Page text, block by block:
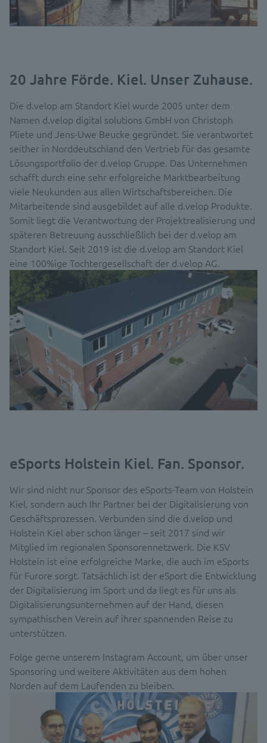
20 Jahre Förde. Kiel. Unser Zuhause.
Die d.velop am Standort Kiel wurde 2005 unter dem
Namen d.velop digital solutions GmbH von Christoph
Pliete und Jens-Uwe Beucke gegründet. Sie verantwortet
seither in Norddeutschland den Vertrieb für das gesamte
Lösungsportfolio der d.velop Gruppe. Das Unternehmen
schafft durch eine sehr erfolgreiche Marktbearbeitung
viele Neukunden aus allen Wirtschaftsbereichen. Die
Mitarbeitende sind ausgebildet auf alle d.velop Produkte.
Somit liegt die Verantwortung der Projektrealisierung und
späteren Betreuung ausschließlich bei der d.velop am
Standort Kiel. Seit 2019 ist die d.velop am Standort Kiel
eine 100%ige Tochtergesellschaft der d.velop AG.
eSports Holstein Kiel. Fan. Sponsor.
Wir sind nicht nur Sponsor des eSports-Team von Holstein
Kiel, sondern auch Ihr Partner bei der Digitalisierung von
Geschäftsprozessen. Verbunden sind die d.velop und
Holstein Kiel aber schon länger – seit 2017 sind wir
Mitglied im regionalen Sponsorennetzwerk. Die KSV
Holstein ist eine erfolgreiche Marke, die auch im eSports
für Furore sorgt. Tatsächlich ist der eSport die Entwicklung
der Digitalisierung im Sport und da liegt es für uns als
Digitalisierungsunternehmen auf der Hand, diesen
sympathischen Verein auf ihrer spannenden Reise zu
unterstützen.
Folge gerne unserem Instagram Account, um über unser
Sponsoring und weitere Aktivitäten aus dem hohen
Norden auf dem Laufenden zu bleiben.